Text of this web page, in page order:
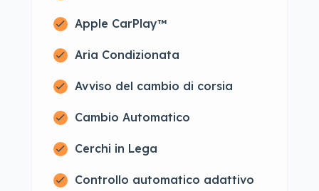
Apple CarPlay™
Aria Condizionata
Avviso del cambio di corsia
Cambio Automatico
Cerchi in Lega
Controllo automatico adattivo